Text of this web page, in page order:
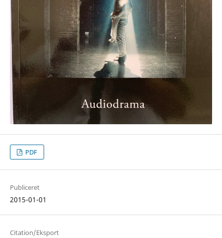
PDF
Publiceret
2015-01-01
Citation/Eksport